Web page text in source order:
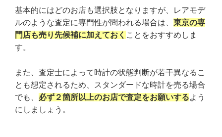
基本的にはどのお店も選択肢となりますが、レアモデ
ルのような査定に専門性が問われる場合は、 東京の専
門店も売り先候補に加えておく ことをおすすめしま
す。
また、査定士によって時計の状態判断が若干異なるこ
とも想定されるため、スタンダードな時計を売る場合
でも、 必ず２箇所以上のお店で査定をお願いするよう
にしましょう。